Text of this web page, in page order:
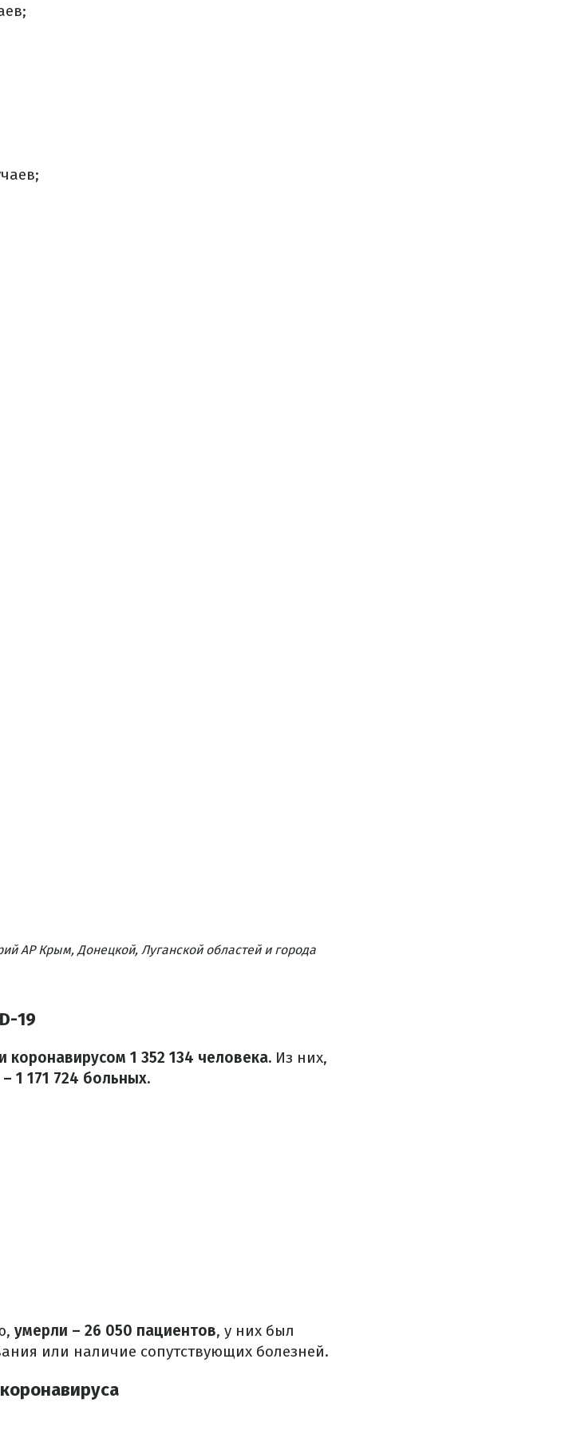
АР Крым, Донецкой, Луганской областей и города
19
коронавирусом 1 352 134 человека. Из них,
1 171 724 больных.
умерли – 26 050 пациентов, у них был
или наличие сопутствующих болезней.